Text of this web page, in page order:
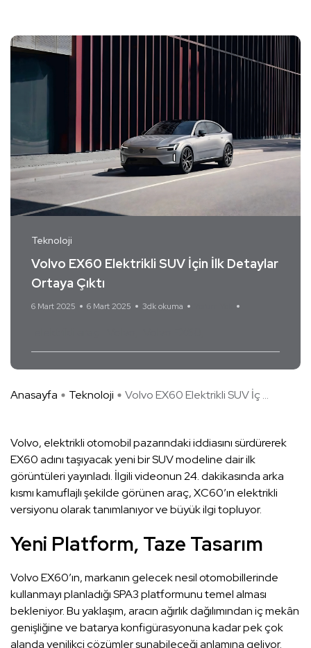
Teknoloji
Volvo EX60 Elektrikli SUV İçin İlk Detaylar
Ortaya Çıktı
6 Mart 2025 6 Mart 2025 3dk okuma
Anasayfa Teknoloji Volvo EX60 Elektrikli SUV İç ...
Volvo, elektrikli otomobil pazarındaki iddiasını sürdürerek
EX60 adını taşıyacak yeni bir SUV modeline dair ilk
görüntüleri yayınladı. İlgili videonun 24. dakikasında arka
kısmı kamuflajlı şekilde görünen araç, XC60’ın elektrikli
versiyonu olarak tanımlanıyor ve büyük ilgi topluyor.
Yeni Platform, Taze Tasarım
Volvo EX60’ın, markanın gelecek nesil otomobillerinde
kullanmayı planladığı SPA3 platformunu temel alması
bekleniyor. Bu yaklaşım, aracın ağırlık dağılımından iç mekân
genişliğine ve batarya konfigürasyonuna kadar pek çok
alanda yenilikçi çözümler sunabileceği anlamına geliyor.